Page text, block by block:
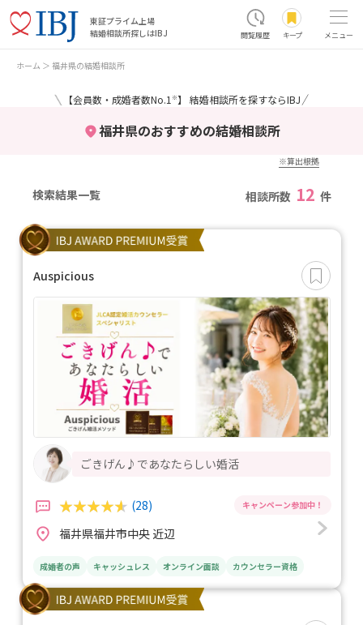
東証プライム上場
結婚相談所探しはIBJ
閲覧履歴 キープ メニュー
ホーム 福井県の結婚相談所
＼ 【会員数・成婚者数No.1 ※】 結婚相談所を探すならIBJ／
福井県のおすすめの結婚相談所
※算出根拠
検索結果一覧 相談所数 12 件
Auspicious
ごきげん♪であなたらしい婚活
(28)
福井県福井市中央 近辺
成婚者の声 キャッシュレス オンライン面談 カウンセラー資格